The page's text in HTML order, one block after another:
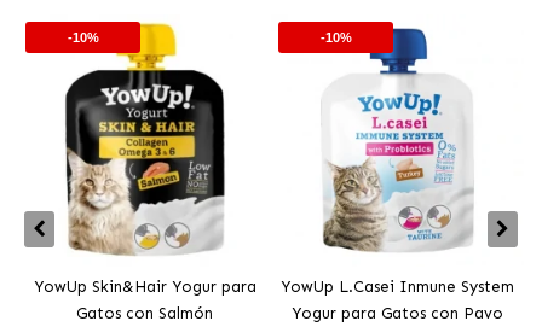
-10%
YowUp Skin&Hair Yogur para
Gatos con Salmón
-10%
YowUp L.Casei Inmune System
Yogur para Gatos con Pavo